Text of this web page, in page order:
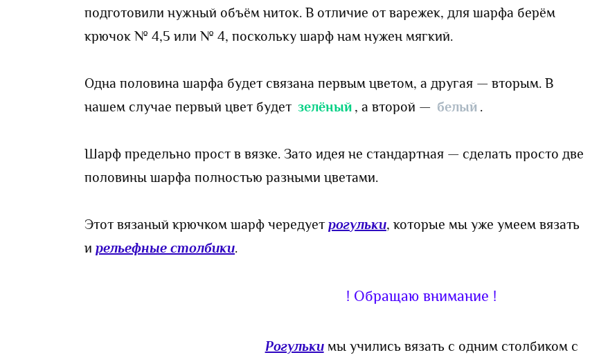
подготовили нужный объём ниток. В отличие от варежек, для шарфа берём
крючок № 4,5 или № 4, поскольку шарф нам нужен мягкий.
Одна половина шарфа будет связана первым цветом, а другая — вторым. В
нашем случае первый цвет будет зелёный , а второй — белый .
Шарф предельно прост в вязке. Зато идея не стандартная — сделать просто две
половины шарфа полностью разными цветами.
Этот вязаный крючком шарф чередуетрогульки, которые мы уже умеем вязать
и рельефные столбики.
! Обращаю внимание !
Рогульки мы учились вязать с одним столбиком с